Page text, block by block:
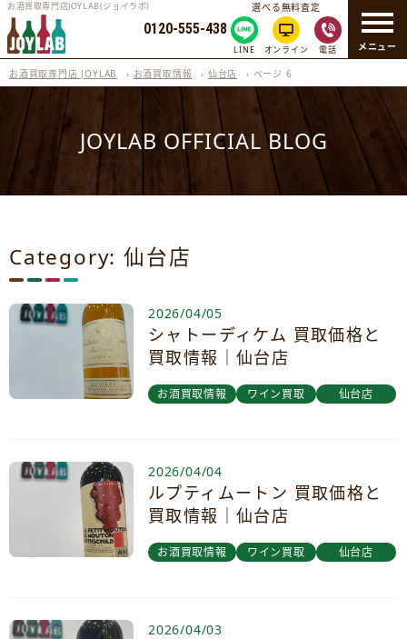
メニュー
お酒買取専門店JOYLAB(ジョイラボ)
0120-555-438
選べる無料査定
LINE オンライン 電話
お酒買取専門店 JOYLAB › お酒買取情報 › 仙台店 › ページ 6
JOYLAB OFFICIAL BLOG
Category: 仙台店
2026/04/05
シャトーディケム 買取価格と
買取情報｜仙台店
お酒買取情報 ワイン買取 仙台店
2026/04/04
ルプティムートン 買取価格と
買取情報｜仙台店
お酒買取情報 ワイン買取 仙台店
2026/04/03